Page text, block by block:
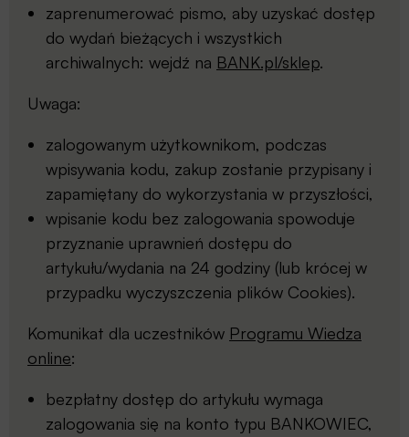
zaprenumerować pismo, aby uzyskać dostęp
do wydań bieżących i wszystkich
archiwalnych: wejdź na BANK.pl/sklep.
Uwaga:
zalogowanym użytkownikom, podczas
wpisywania kodu, zakup zostanie przypisany i
zapamiętany do wykorzystania w przyszłości,
wpisanie kodu bez zalogowania spowoduje
przyznanie uprawnień dostępu do
artykułu/wydania na 24 godziny (lub krócej w
przypadku wyczyszczenia plików Cookies).
Komunikat dla uczestników Programu Wiedza
online:
bezpłatny dostęp do artykułu wymaga
zalogowania się na konto typu BANKOWIEC,